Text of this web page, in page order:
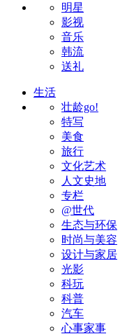
明星
影视
音乐
韩流
送礼
生活
壮龄go!
特写
美食
旅行
文化艺术
人文史地
专栏
@世代
生态与环保
时尚与美容
设计与家居
光影
科玩
科普
汽车
心事家事